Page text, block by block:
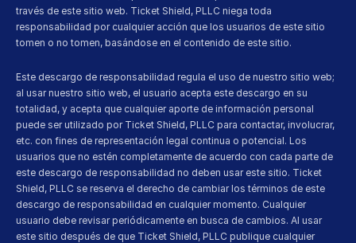
través de este sitio web. Ticket Shield, PLLC niega toda
responsabilidad por cualquier acción que los usuarios de este sitio
tomen o no tomen, basándose en el contenido de este sitio.
Este descargo de responsabilidad regula el uso de nuestro sitio web;
al usar nuestro sitio web, el usuario acepta este descargo en su
totalidad, y acepta que cualquier aporte de información personal
puede ser utilizado por Ticket Shield, PLLC para contactar, involucrar,
etc. con fines de representación legal continua o potencial. Los
usuarios que no estén completamente de acuerdo con cada parte de
este descargo de responsabilidad no deben usar este sitio. Ticket
Shield, PLLC se reserva el derecho de cambiar los términos de este
descargo de responsabilidad en cualquier momento. Cualquier
usuario debe revisar periódicamente en busca de cambios. Al usar
este sitio después de que Ticket Shield, PLLC publique cualquier